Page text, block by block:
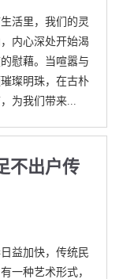
活里，我们的灵
内心深处开始渴
慰藉。当喧嚣与
璨明珠，在古朴
为我们带来...
不出户传
益加快，传统民
一种艺术形式，